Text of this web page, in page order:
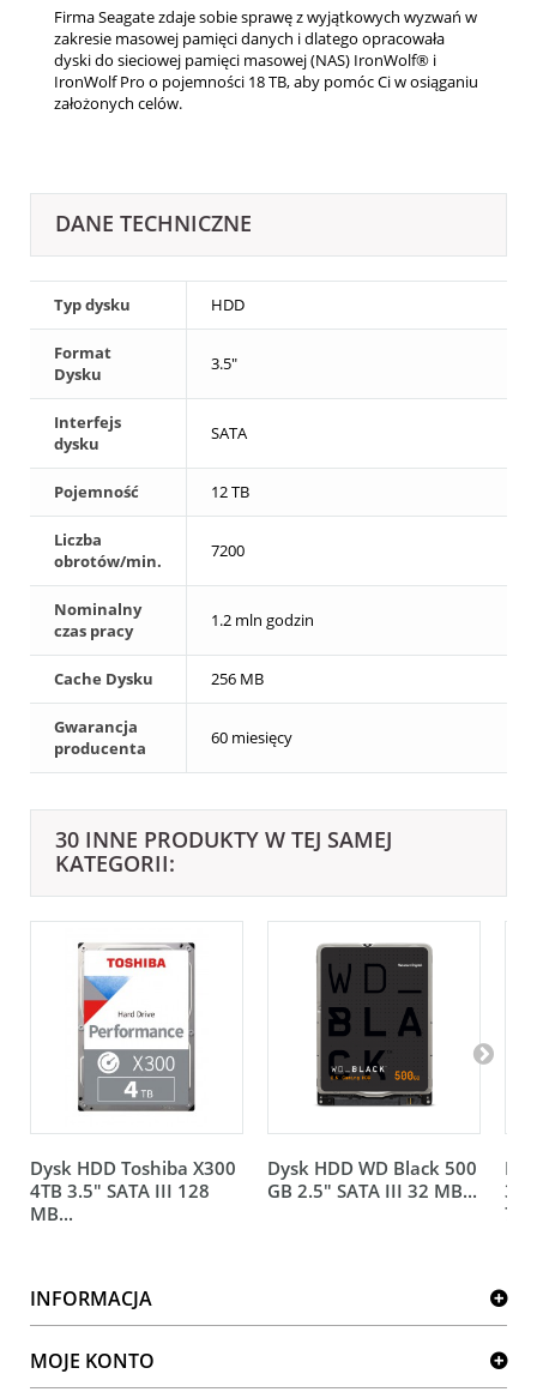
Firma Seagate zdaje sobie sprawę z wyjątkowych wyzwań w
zakresie masowej pamięci danych i dlatego opracowała
dyski do sieciowej pamięci masowej (NAS) IronWolf® i
IronWolf Pro o pojemności 18 TB, aby pomóc Ci w osiąganiu
założonych celów.
DANE TECHNICZNE
Typ dysku HDD
Format
Dysku
3.5"
Interfejs
dysku
SATA
Pojemność 12 TB
Liczba
obrotów/min.
7200
Nominalny
czas pracy
1.2 mln godzin
Cache Dysku 256 MB
Gwarancja
producenta
60 miesięcy
30 INNE PRODUKTY W TEJ SAMEJ
KATEGORII:
Dysk HDD Toshiba X300
4TB 3.5" SATA III 128
MB...
Dysk HDD WD Black 500
GB 2.5" SATA III 32 MB...
INFORMACJA
MOJE KONTO